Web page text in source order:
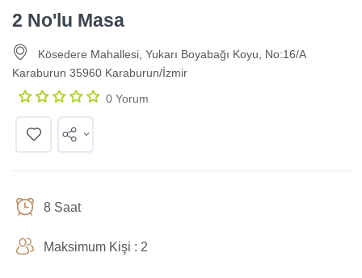
2 No'lu Masa
Kösedere Mahallesi, Yukarı Boyabağı Koyu, No:16/A
Karaburun 35960 Karaburun/İzmir
0 Yorum
8 Saat
Maksimum Kişi : 2